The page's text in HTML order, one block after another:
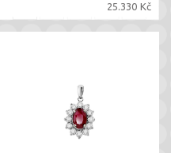
25.330 Kč